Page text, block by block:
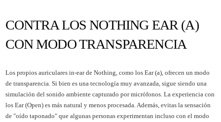
CONTRA LOS NOTHING EAR (A)
CON MODO TRANSPARENCIA
Los propios auriculares in-ear de Nothing, como los Ear (a), ofrecen un modo
de transparencia. Si bien es una tecnología muy avanzada, sigue siendo una
simulación del sonido ambiente capturado por micrófonos. La experiencia con
los Ear (Open) es más natural y menos procesada. Además, evitas la sensación
de "oído taponado" que algunas personas experimentan incluso con el modo